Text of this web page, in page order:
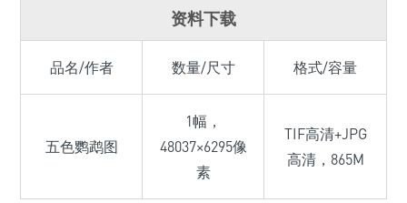
资料下载
品名/作者 数量/尺寸 格式/容量
五色鹦鹉图
1幅，
48037×6295像
素
TIF高清+JPG
高清，865M